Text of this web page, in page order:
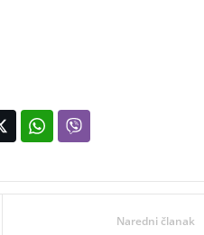
Naredni članak